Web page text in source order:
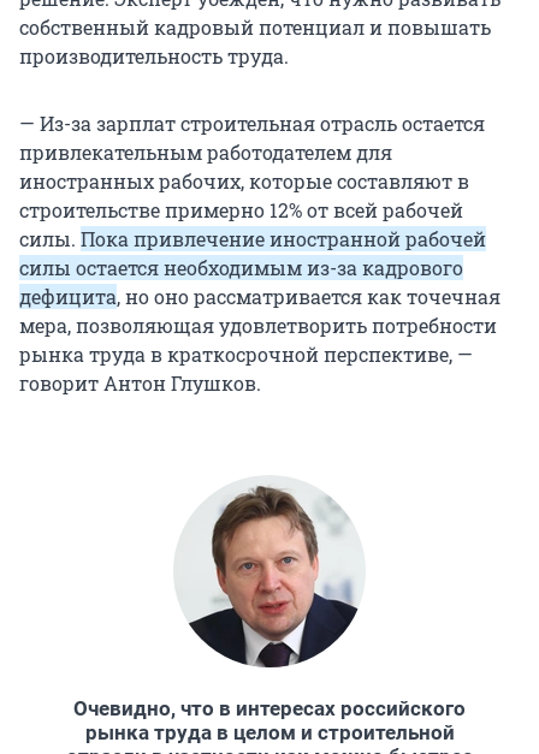
собственный кадровый потенциал и повышать
производительность труда.
— Из-за зарплат строительная отрасль остается
привлекательным работодателем для
иностранных рабочих, которые составляют в
строительстве примерно 12% от всей рабочей
силы. Пока привлечение иностранной рабочей
силы остается необходимым из-за кадрового
дефицита, но оно рассматривается как точечная
мера, позволяющая удовлетворить потребности
рынка труда в краткосрочной перспективе, —
говорит Антон Глушков.
Очевидно, что в интересах российского
рынка труда в целом и строительной